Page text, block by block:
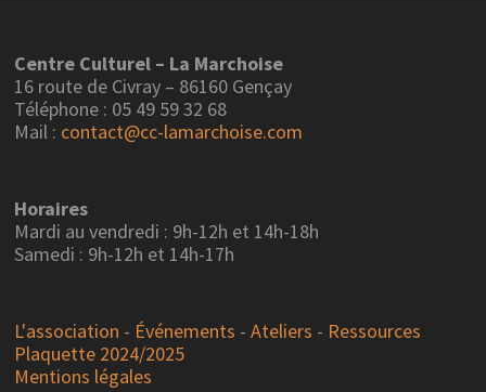
Centre Culturel – La Marchoise
16 route de Civray – 86160 Gençay
Téléphone : 05 49 59 32 68
Mail : contact@cc-lamarchoise.com
Horaires
Mardi au vendredi : 9h-12h et 14h-18h
Samedi : 9h-12h et 14h-17h
L'association - Événements -Ateliers - Ressources
Plaquette 2024/2025
Mentions légales